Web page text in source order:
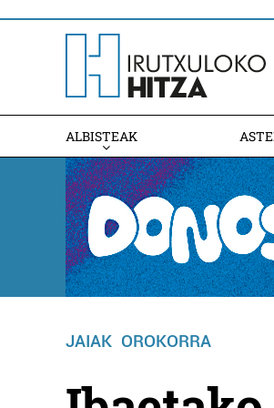
ALBISTEAK
JAIAK OROKORRA